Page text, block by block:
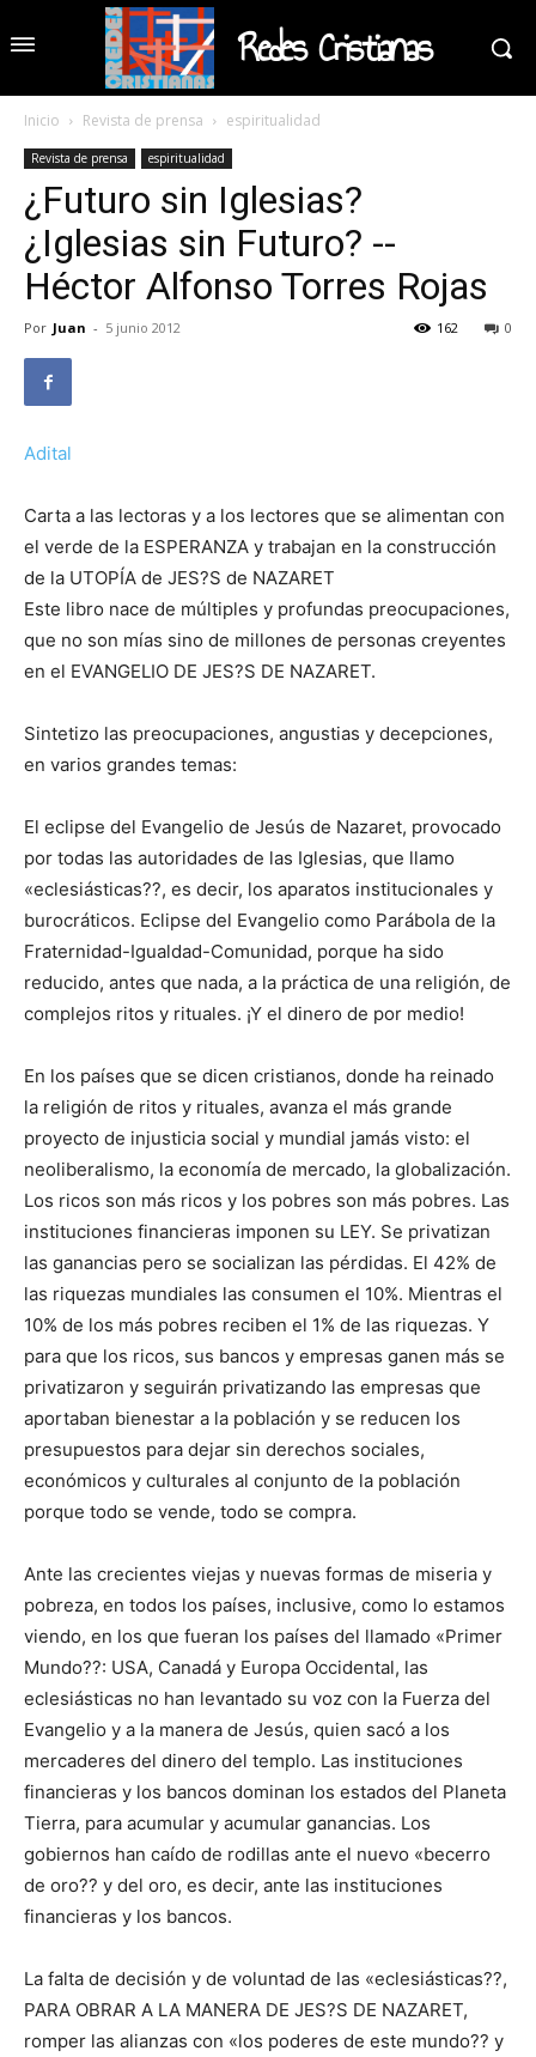
Redes Cristianas
Inicio Revista de prensa espiritualidad
Revista de prensa espiritualidad
¿Futuro sin Iglesias?
¿Iglesias sin Futuro? --
Héctor Alfonso Torres Rojas
Por Juan - 5 junio 2012 0
162
Adital
Carta a las lectoras y a los lectores que se alimentan con
el verde de la ESPERANZA y trabajan en la construcción
de la UTOPÍA de JES?S de NAZARET
Este libro nace de múltiples y profundas preocupaciones,
que no son mías sino de millones de personas creyentes
en el EVANGELIO DE JES?S DE NAZARET.
Sintetizo las preocupaciones, angustias y decepciones,
en varios grandes temas:
El eclipse del Evangelio de Jesús de Nazaret, provocado
por todas las autoridades de las Iglesias, que llamo
«eclesiásticas??, es decir, los aparatos institucionales y
burocráticos. Eclipse del Evangelio como Parábola de la
Fraternidad-Igualdad-Comunidad, porque ha sido
reducido, antes que nada, a la práctica de una religión, de
complejos ritos y rituales. ¡Y el dinero de por medio!
En los países que se dicen cristianos, donde ha reinado
la religión de ritos y rituales, avanza el más grande
proyecto de injusticia social y mundial jamás visto: el
neoliberalismo, la economía de mercado, la globalización.
Los ricos son más ricos y los pobres son más pobres. Las
instituciones financieras imponen su LEY. Se privatizan
las ganancias pero se socializan las pérdidas. El 42% de
las riquezas mundiales las consumen el 10%. Mientras el
10% de los más pobres reciben el 1% de las riquezas. Y
para que los ricos, sus bancos y empresas ganen más se
privatizaron y seguirán privatizando las empresas que
aportaban bienestar a la población y se reducen los
presupuestos para dejar sin derechos sociales,
económicos y culturales al conjunto de la población
porque todo se vende, todo se compra.
Ante las crecientes viejas y nuevas formas de miseria y
pobreza, en todos los países, inclusive, como lo estamos
viendo, en los que fueran los países del llamado «Primer
Mundo??: USA, Canadá y Europa Occidental, las
eclesiásticas no han levantado su voz con la Fuerza del
Evangelio y a la manera de Jesús, quien sacó a los
mercaderes del dinero del templo. Las instituciones
financieras y los bancos dominan los estados del Planeta
Tierra, para acumular y acumular ganancias. Los
gobiernos han caído de rodillas ante el nuevo «becerro
de oro?? y del oro, es decir, ante las instituciones
financieras y los bancos.
La falta de decisión y de voluntad de las «eclesiásticas??,
PARA OBRAR A LA MANERA DE JES?S DE NAZARET,
romper las alianzas con «los poderes de este mundo?? y